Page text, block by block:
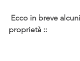
Ecco in breve
proprietà ::